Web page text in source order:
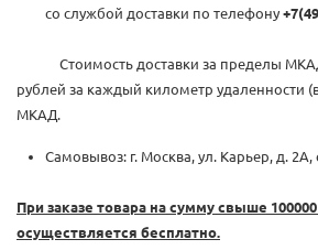
со службой доставки по телефону
Стоимость доставки за пределы МКАД
рублей за каждый километр удаленности
МКАД.
Самовывоз: г. Москва, ул. Карьер, д. 2А,
При заказе товара на сумму свыше
осуществляется бесплатно.